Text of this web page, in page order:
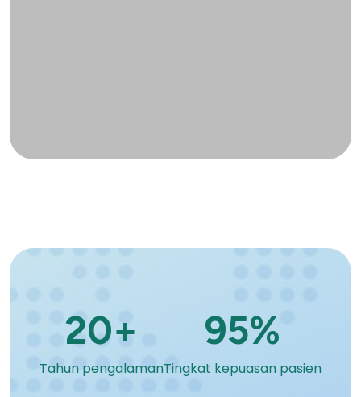
20+
Tahun pengalaman
95%
Tingkat kepuasan pasien